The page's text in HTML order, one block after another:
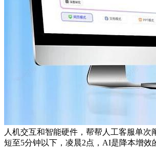
人机交互和智能硬件，帮帮人工客服单次
短至5分钟以下，凌晨2点，AI是降本增效